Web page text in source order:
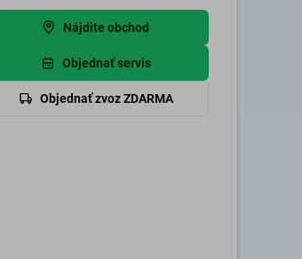
Nájdite obchod
Objednať servis
Objednať zvoz ZDARMA